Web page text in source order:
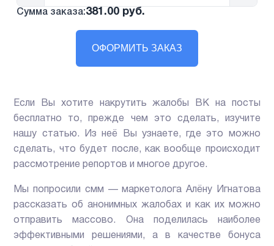
предусмотрены.
Сумма заказа:381.00 руб.
ОФОРМИТЬ ЗАКАЗ
Если Вы хотите накрутить жалобы ВК на посты
бесплатно то, прежде чем это сделать, изучите
нашу статью. Из неё Вы узнаете, где это можно
сделать, что будет после, как вообще происходит
рассмотрение репортов и многое другое.
Мы попросили смм — маркетолога Алёну Игнатова
рассказать об анонимных жалобах и как их можно
отправить массово. Она поделилась наиболее
эффективными решениями, а в качестве бонуса